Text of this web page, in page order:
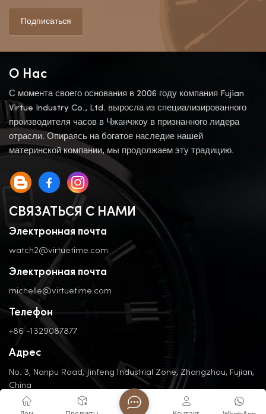
Подписаться
О Нас
С момента своего основания в 2006 году компания Fujian
Virtue Industry Co., Ltd. выросла из специализированного
производителя часов в Чжанчжоу в признанного лидера
отрасли. Опираясь на богатое наследие нашей
материнской компании, мы продолжаем эту традицию.
СВЯЗАТЬСЯ С НАМИ
Электронная почта
watch2@virtuetime.com
Электронная почта
michelle@virtuetime.com
Телефон
+86 -1329087877
Адрес
No. 3, Nanpu Road, Jinfeng Industrial Zone, Zhangzhou, Fujian,
China